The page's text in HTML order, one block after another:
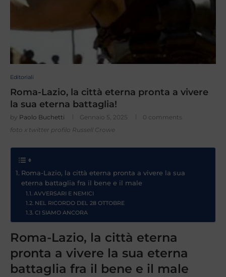
Editoriali
Roma-Lazio, la città eterna pronta a vivere
la sua eterna battaglia!
by Paolo Buchetti Gennaio 5, 2025
0 comments
foto x twitter profilo Russell Crowe
Roma-Lazio, la città eterna pronta a vivere la sua
eterna battaglia fra il bene e il male
AVVERSARI E NEMICI
NEL RICORDO DEL 28 OTTOBRE
CI SIAMO ANCORA
Roma-Lazio, la città eterna
pronta a vivere la sua eterna
battaglia fra il bene e il male